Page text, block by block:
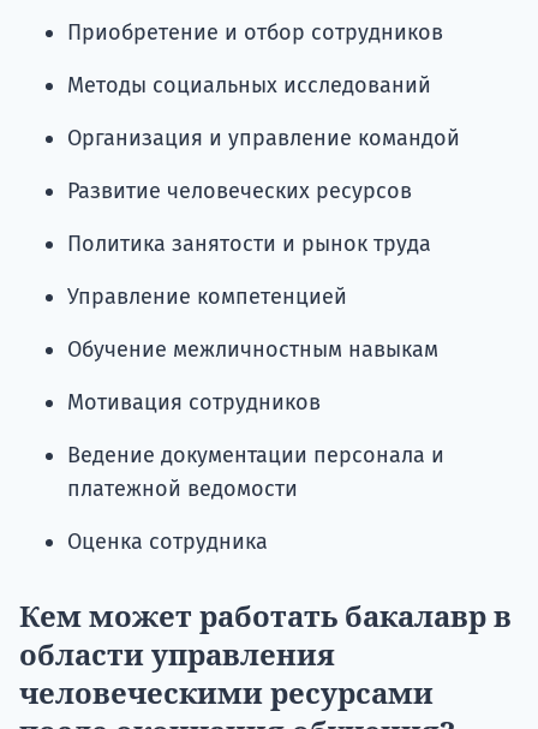
Приобретение и отбор сотрудников
Методы социальных исследований
Организация и управление командой
Развитие человеческих ресурсов
Политика занятости и рынок труда
Управление компетенцией
Обучение межличностным навыкам
Мотивация сотрудников
Ведение документации персонала и
платежной ведомости
Оценка сотрудника
Кем может работать бакалавр в
области управления
человеческими ресурсами